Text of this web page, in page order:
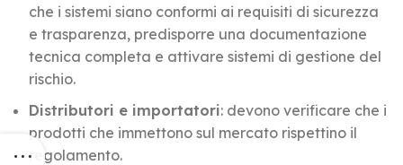
che i sistemi siano conformi ai requisiti di sicurezza
e trasparenza, predisporre una documentazione
tecnica completa e attivare sistemi di gestione del
rischio.
Distributori e importatori: devono verificare che i
prodotti che immettono sul mercato rispettino il
regolamento.